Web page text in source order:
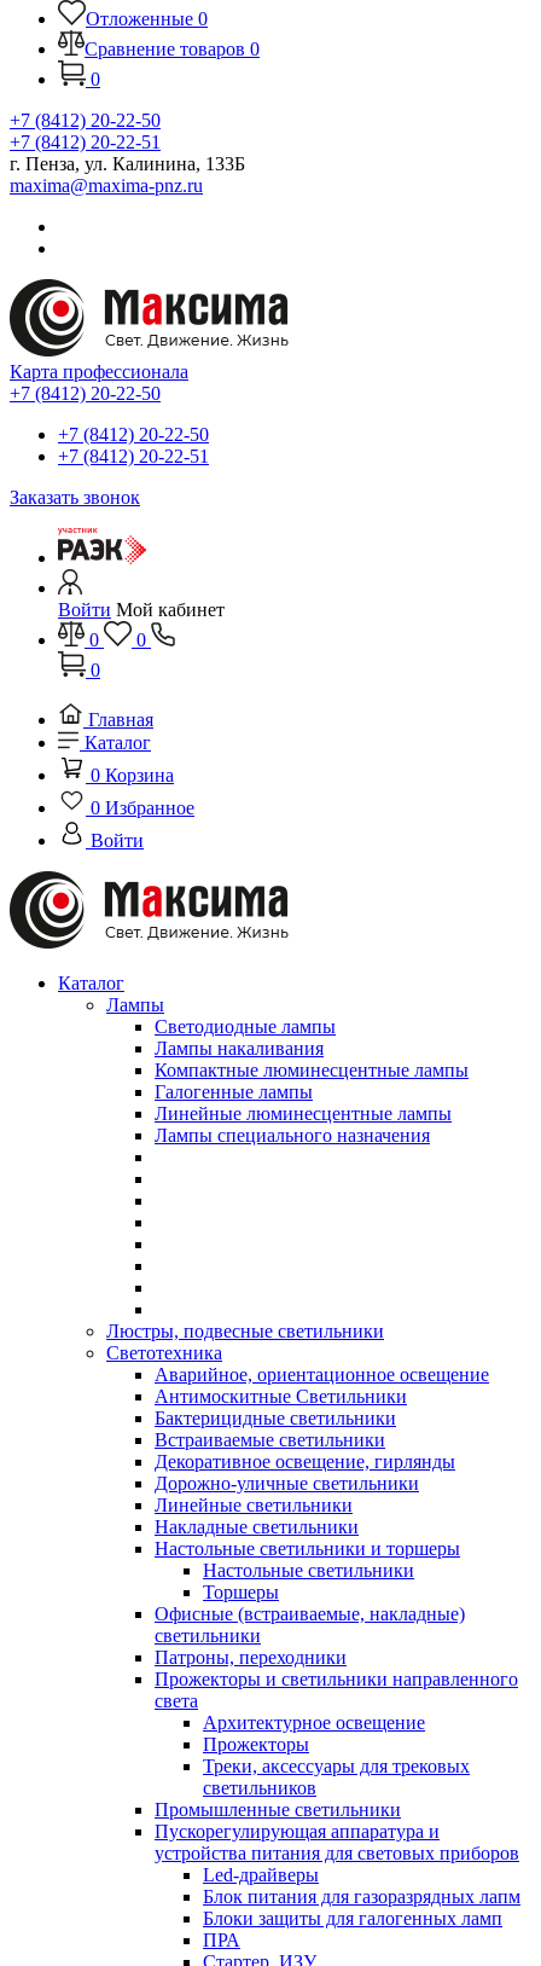
Отложенные 0
Сравнение товаров 0
0
+7 (8412) 20-22-50
+7 (8412) 20-22-51
г. Пенза, ул. Калинина, 133Б
maxima@maxima-pnz.ru
Карта профессионала
+7 (8412) 20-22-50
+7 (8412) 20-22-50
+7 (8412) 20-22-51
Заказать звонок
Войти Мой кабинет
0
0
0
Главная
Каталог
0 Корзина
0 Избранное
Войти
Каталог
Лампы
Светодиодные лампы
Лампы накаливания
Компактные люминесцентные лампы
Галогенные лампы
Линейные люминесцентные лампы
Лампы специального назначения
Люстры, подвесные светильники
Светотехника
Аварийное, ориентационное освещение
Антимоскитные Светильники
Бактерицидные светильники
Встраиваемые светильники
Декоративное освещение, гирлянды
Дорожно-уличные светильники
Линейные светильники
Накладные светильники
Настольные светильники и торшеры
Настольные светильники
Торшеры
Офисные (встраиваемые, накладные)
светильники
Патроны, переходники
Прожекторы и светильники направленного
света
Архитектурное освещение
Прожекторы
Треки, аксессуары для трековых
светильников
Промышленные светильники
Пускорегулирующая аппаратура и
устройства питания для световых приборов
Led-драйверы
Блок питания для газоразрядных лапм
Блоки защиты для галогенных ламп
ПРА
Стартер, ИЗУ